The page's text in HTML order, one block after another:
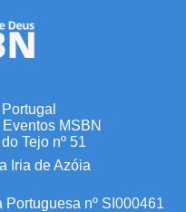
MSBN
Tejo nº 51
Iria de Azóia
nº SI000461